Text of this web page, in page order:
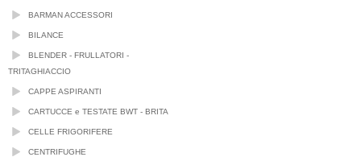
BARMAN ACCESSORI
BILANCE
BLENDER - FRULLATORI -
TRITAGHIACCIO
CAPPE ASPIRANTI
CARTUCCE e TESTATE BWT - BRITA
CELLE FRIGORIFERE
CENTRIFUGHE